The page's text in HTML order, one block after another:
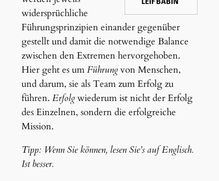
widersprüchliche
Führungsprinzipien einander gegenüber
gestellt und damit die notwendige Balance
zwischen den Extremen hervorgehoben.
Hier geht es umFührungvon Menschen,
und darum, sie als Team zum Erfolg zu
führen. Erfolgwiederum ist nicht der Erfolg
des Einzelnen, sondern die erfolgreiche
Mission.
Tipp: Wenn Sie können, lesen Sie’s auf Englisch.
Ist besser.